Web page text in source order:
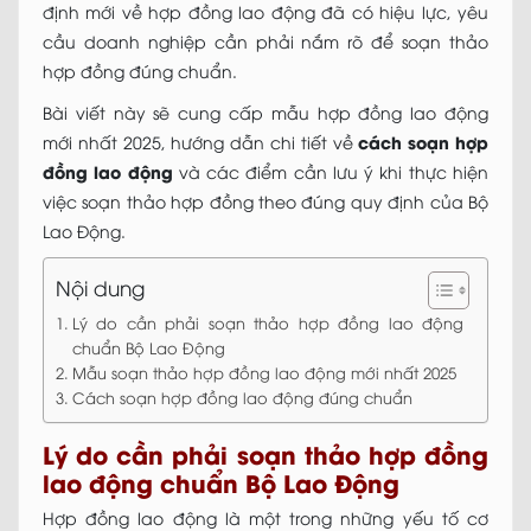
định mới về hợp đồng lao động đã có hiệu lực, yêu
cầu doanh nghiệp cần phải nắm rõ để soạn thảo
hợp đồng đúng chuẩn.
Bài viết này sẽ cung cấp mẫu hợp đồng lao động
mới nhất 2025, hướng dẫn chi tiết vềcách soạn hợp
đồng lao động và các điểm cần lưu ý khi thực hiện
việc soạn thảo hợp đồng theo đúng quy định của Bộ
Lao Động.
Nội dung
Lý do cần phải soạn thảo hợp đồng lao động
chuẩn Bộ Lao Động
Mẫu soạn thảo hợp đồng lao động mới nhất 2025
Cách soạn hợp đồng lao động đúng chuẩn
Lý do cần phải soạn thảo hợp đồng
lao động chuẩn Bộ Lao Động
Hợp đồng lao động là một trong những yếu tố cơ